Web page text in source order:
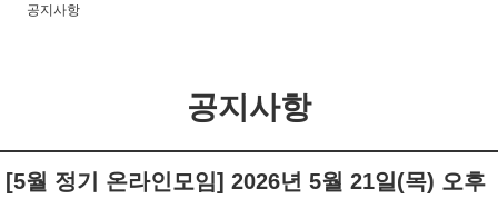
공지사항
공지사항
[5월 정기 온라인모임] 2026년 5월 21일(목) 오후